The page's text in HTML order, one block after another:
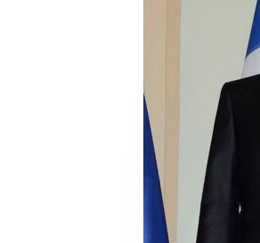
УКРАИНСКАЯ ПРОБЛЕМА КРЫМА